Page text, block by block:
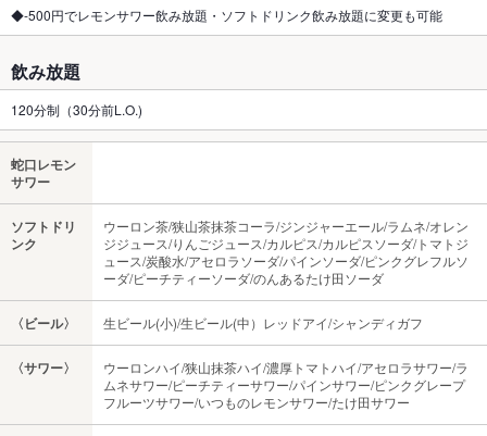
◆-500円でレモンサワー飲み放題・ソフトドリンク飲み放題に変更も可能
飲み放題
120分制（30分前L.O.)
蛇口レモン
サワー
ソフトドリ
ンク
ウーロン茶/狭山茶抹茶コーラ/ジンジャーエール/ラムネ/オレン
ジジュース/りんごジュース/カルピス/カルピスソーダ/トマトジ
ュース/炭酸水/アセロラソーダ/パインソーダ/ピンクグレフルソ
ーダ/ピーチティーソーダ/のんあるたけ田ソーダ
〈ビール〉 生ビール(小)/生ビール(中）レッドアイ/シャンディガフ
〈サワー〉
ウーロンハイ/狭山抹茶ハイ/濃厚トマトハイ/アセロラサワー/ラ
ムネサワー/ピーチティーサワー/パインサワー/ピンクグレープ
フルーツサワー/いつものレモンサワー/たけ田サワー